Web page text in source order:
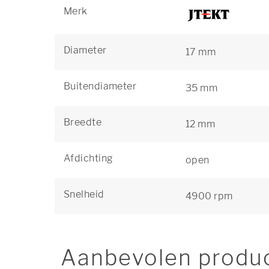
Merk
Diameter 17 mm
Buitendiameter 35 mm
Breedte 12 mm
Afdichting open
Snelheid 4900 rpm
Aanbevolen